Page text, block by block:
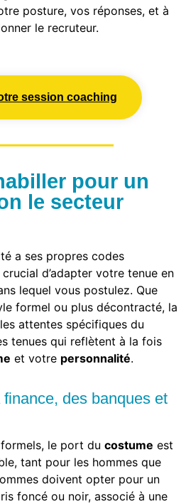
posture, vos réponses, et à
le recruteur.
session coaching
pour un
le secteur
a ses propres codes
d’adapter votre tenue en
lequel vous postulez. Que
formel ou plus décontracté, la
attentes spécifiques du
tenues qui reflètent à la fois
et votre personnalité.
des banques et
le port du costume est
tant pour les hommes que
doivent opter pour un
foncé ou noir, associé à une